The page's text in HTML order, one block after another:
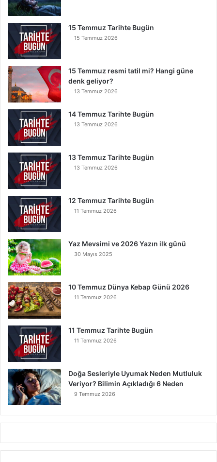
r
e
n
s
B
u
n
u
O
k
u
a
n
u
r
u
l
r
15 Temmuz Tarihte Bugün
15 Temmuz 2026
15 Temmuz resmi tatil mi? Hangi güne
denk geliyor?
13 Temmuz 2026
14 Temmuz Tarihte Bugün
13 Temmuz 2026
13 Temmuz Tarihte Bugün
13 Temmuz 2026
12 Temmuz Tarihte Bugün
11 Temmuz 2026
Yaz Mevsimi ve 2026 Yazın ilk günü
30 Mayıs 2025
10 Temmuz Dünya Kebap Günü 2026
11 Temmuz 2026
11 Temmuz Tarihte Bugün
11 Temmuz 2026
Doğa Sesleriyle Uyumak Neden Mutluluk
Veriyor? Bilimin Açıkladığı 6 Neden
9 Temmuz 2026